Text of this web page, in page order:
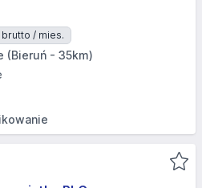
brutto / mies.
(Bieruń - 35km)